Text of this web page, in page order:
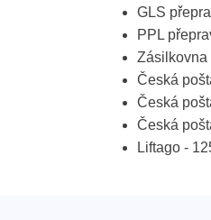
GLS
PPL
Zásilkovna
Česká
Česká
Česká
Liftago -